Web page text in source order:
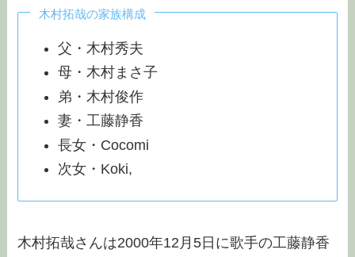
木村拓哉の家族構成
父・木村秀夫
母・木村まさ子
弟・木村俊作
妻・工藤静香
長女・Cocomi
次女・Koki,
木村拓哉さんは2000年12月5日に歌手の工藤静香